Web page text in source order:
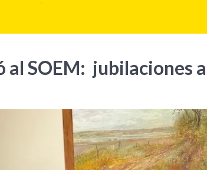
al SOEM: jubilaciones